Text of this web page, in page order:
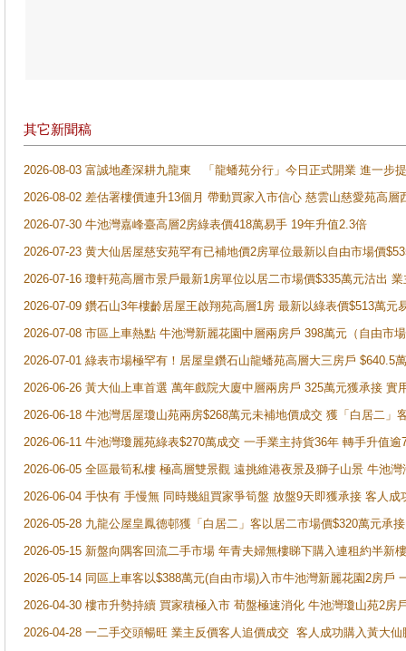
其它新聞稿
2026-08-03 富誠地產深耕九龍東 「龍蟠苑分行」今日正式開業 進一步
2026-08-02 差估署樓價連升13個月 帶動買家入市信心 慈雲山慈愛苑高層
2026-07-30 牛池灣嘉峰臺高層2房綠表價418萬易手 19年升值2.3倍
2026-07-23 黄大仙居屋慈安苑罕有已補地價2房單位最新以自由市場價
2026-07-16 瓊軒苑高層市景戶最新1房單位以居二市場價$335萬元沽出
2026-07-09 鑽石山3年樓齡居屋王啟翔苑高層1房 最新以綠表價$513萬元
2026-07-08 市區上車熱點 牛池灣新麗花園中層兩房戶 398萬元（自由市
2026-07-01 綠表市場極罕有！居屋皇鑽石山龍蟠苑高層大三房戶
2026-06-26 黃大仙上車首選 萬年戲院大廈中層兩房戶 325萬元獲承接 實
2026-06-18 牛池灣居屋瓊山苑兩房$268萬元未補地價成交 獲「白居二」
2026-06-11 牛池灣瓊麗苑綠表$270萬成交 一手業主持貨36年 轉手升值逾
2026-06-05 全區最筍私樓 極高層雙景觀 遠挑維港夜景及獅子山景 牛池
2026-06-04 手快有 手慢無 同時幾組買家爭筍盤 放盤9天即獲承接 客人
2026-05-28 九龍公屋皇鳳德邨獲「白居二」客以居二市場價$320萬元承接
2026-05-15 新盤向隅客回流二手市場 年青夫婦無樓睇下購入連租約半新
2026-05-14 同區上車客以$388萬元(自由市場)入市牛池灣新麗花園2房戶
2026-04-30 樓市升勢持續 買家積極入市 荀盤極速消化 牛池灣瓊山苑2房
2026-04-28 一二手交頭暢旺 業主反價客人追價成交 客人成功購入黃大